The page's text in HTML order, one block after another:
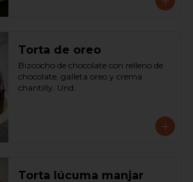
Torta de oreo
Bizcocho de chocolate con relleno de
chocolate, galleta oreo y crema
chantilly. Und.
Torta lúcuma manjar